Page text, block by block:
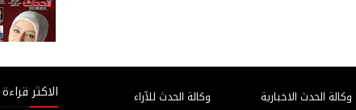
وكالة الحدث للآراء
وكالة الحدث الاخبارية
الاكثر قراءة